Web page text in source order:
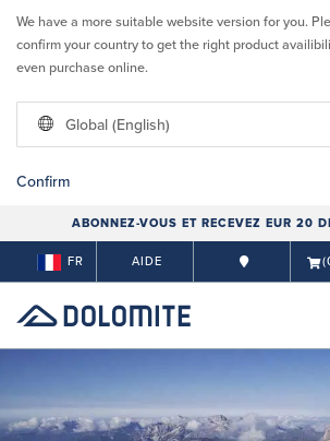
We have a more suitable website version for you.
confirm your country to get the right product
even purchase online.
Global (English)
Confirm
ABONNEZ-VOUS ET RECEVEZ EUR 20
FR AIDE